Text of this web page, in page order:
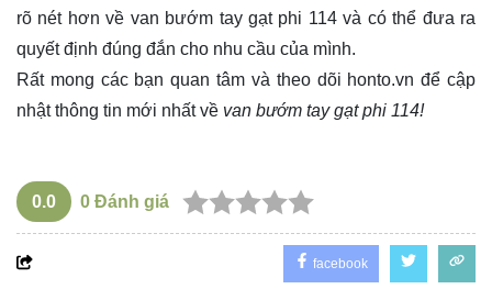
rõ nét hơn về van bướm tay gạt phi 114 và có thể đưa ra
quyết định đúng đắn cho nhu cầu của mình.
Rất mong các bạn quan tâm và theo dõi honto.vn để cập
nhật thông tin mới nhất về van bướm tay gạt phi 114!
0.0 0 Đánh giá
facebook